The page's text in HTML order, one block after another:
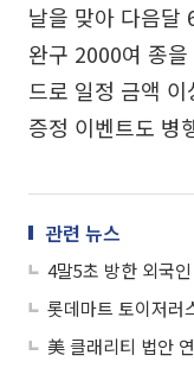
날을 맞아 다음달
완구 2000여 종
드로 일정 금액
증정 이벤트도 병
관련 뉴스
롯데마트 토이저러